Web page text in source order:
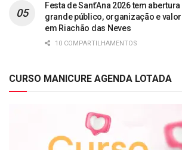
Festa de Sant’Ana 2026 tem
grande público, organização e
em Riachão das Neves
10 COMPARTILHAMENTOS
CURSO MANICURE AGENDA LOTADA